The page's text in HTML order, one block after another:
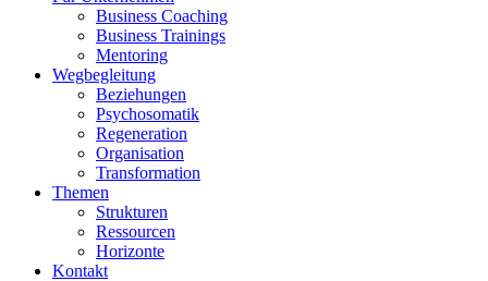
Business Coaching
Business Trainings
Mentoring
Wegbegleitung
Beziehungen
Psychosomatik
Regeneration
Organisation
Transformation
Themen
Strukturen
Ressourcen
Horizonte
Kontakt